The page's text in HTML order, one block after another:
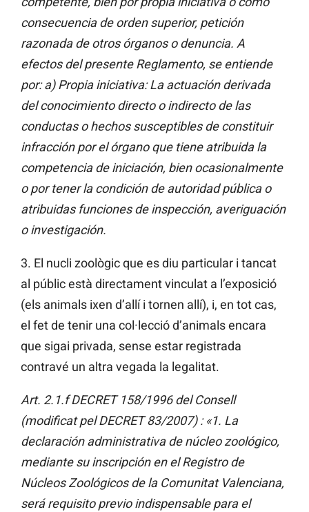
consecuencia de orden superior, petición
razonada de otros órganos o denuncia. A
efectos del presente Reglamento, se entiende
por: a) Propia iniciativa: La actuación derivada
del conocimiento directo o indirecto de las
conductas o hechos susceptibles de constituir
infracción por el órgano que tiene atribuida la
competencia de iniciación, bien ocasionalmente
o por tener la condición de autoridad pública o
atribuidas funciones de inspección, averiguación
o investigación.
3. El nucli zoològic que es diu particular i tancat
al públic està directament vinculat a l’exposició
(els animals ixen d’allí i tornen allí), i, en tot cas,
el fet de tenir una col·lecció d’animals encara
que sigai privada, sense estar registrada
contravé un altra vegada la legalitat.
Art. 2.1.f DECRET 158/1996 del Consell
(modificat pel DECRET 83/2007) : «1. La
declaración administrativa de núcleo zoológico,
mediante su inscripción en el Registro de
Núcleos Zoológicos de la Comunitat Valenciana,
será requisito previo indispensable para el